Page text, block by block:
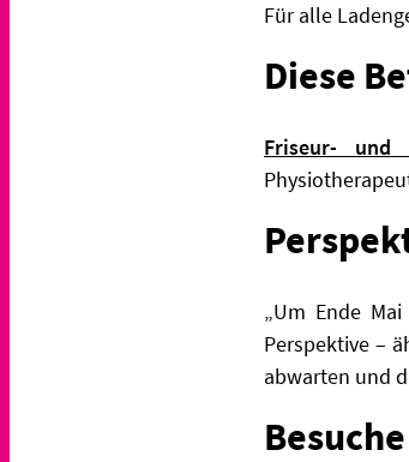
Für alle
Diese
Friseur- und
„Um Ende
Perspektive –
abwarten und